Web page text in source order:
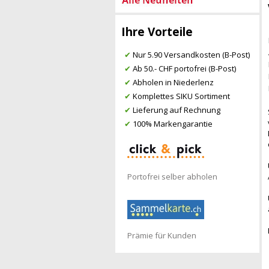
Ihre Vorteile
✔ Nur 5.90 Versandkosten (B-Post)
✔ Ab 50.- CHF portofrei (B-Post)
✔ Abholen in Niederlenz
✔ Komplettes SIKU Sortiment
✔ Lieferung auf Rechnung
✔ 100% Markengarantie
Portofrei selber abholen
Prämie für Kunden